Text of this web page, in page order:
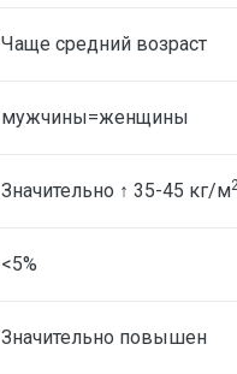
Чаще средний возраст
мужчины=женщины
Значительно ↑ 35-45 кг/м
<5%
Значительно повышен